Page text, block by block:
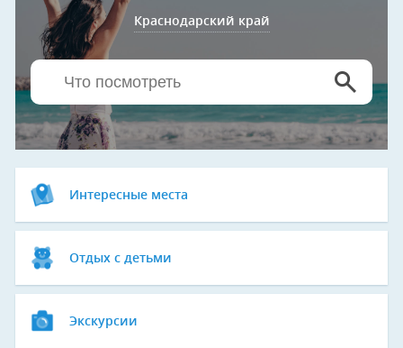
Краснодарский край
Интересные места
Отдых с детьми
Экскурсии